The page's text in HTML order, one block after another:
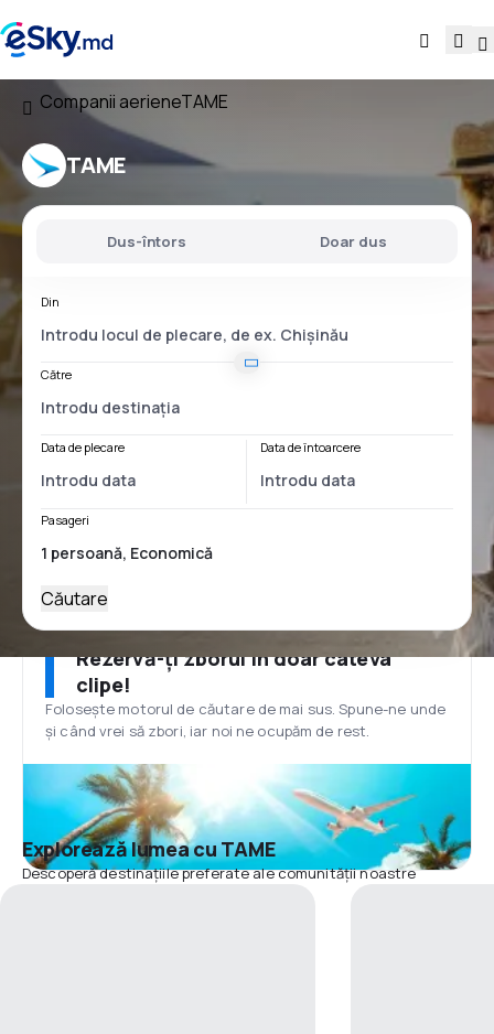
Companii aerieneTAME
TAME
Dus-întors Doar dus
Din
Către
Data de plecare Data de întoarcere
Pasageri
Căutare
Rezervă-ți zborul în doar câteva
clipe!
Folosește motorul de căutare de mai sus. Spune-ne unde
și când vrei să zbori, iar noi ne ocupăm de rest.
Explorează lumea cu TAME
Descoperă destinațiile preferate ale comunității noastre